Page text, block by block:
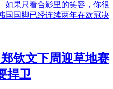
如果只看合影里的笑容，你很
国国脚已经连续两年在欧冠决
钦文下周迎草地赛
捍卫